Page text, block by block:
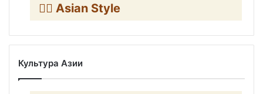
🧛‍♂️ Asian Style
Культура Азии